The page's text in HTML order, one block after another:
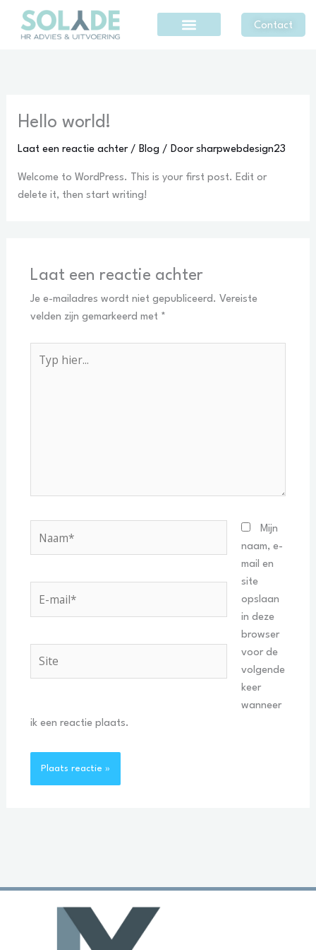
Contact
Hello world!
Laat een reactie achter / Blog/ Door sharpwebdesign23
Welcome to WordPress. This is your first post. Edit or
delete it, then start writing!
Laat een reactie achter
Je e-mailadres wordt niet gepubliceerd. Vereiste
velden zijn gemarkeerd met *
hier...
Mijn
naam, e-
mail en
site
opslaan
in deze
browser
voor de
volgende
keer
wanneer
ik een reactie plaats.